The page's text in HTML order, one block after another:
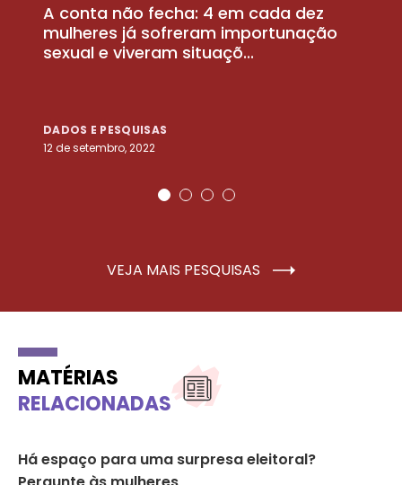
A conta não fecha: 4 em cada dez
mulheres já sofreram importunação
sexual e viveram situaçõ...
DADOS E PESQUISAS
12 de setembro, 2022
VEJA MAIS PESQUISAS
MATÉRIAS
RELACIONADAS
Há espaço para uma surpresa eleitoral?